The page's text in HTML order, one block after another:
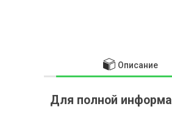
Описание
Для полной